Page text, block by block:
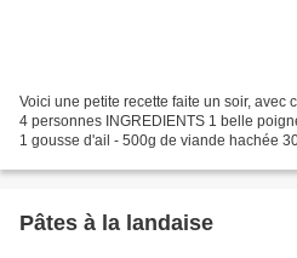
Voici une petite recette faite un soir, avec
4 personnes INGREDIENTS 1 belle
1 gousse d'ail - 500g de viande hachée
Pâtes à la landaise